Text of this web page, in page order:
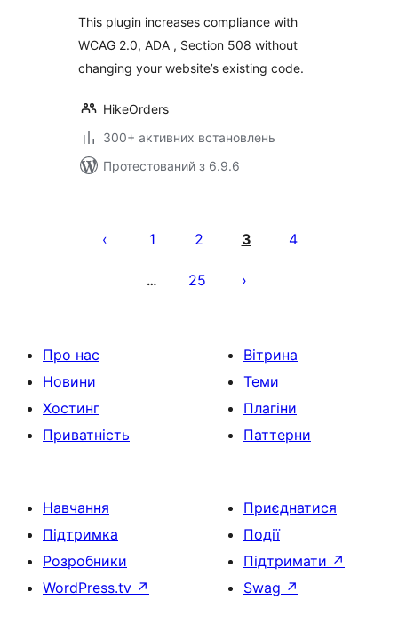
This plugin increases compliance with
WCAG 2.0, ADA , Section 508 without
changing your website’s existing code.
HikeOrders
300+ активних встановлень
Протестований з 6.9.6
записів
1 2 3 4
… 25
Про нас
Новини
Хостинг
Приватність
Вітрина
Теми
Плагіни
Паттерни
Навчання
Підтримка
Розробники
WordPress.tv ↗
Приєднатися
Події
Підтримати ↗
Swag ↗